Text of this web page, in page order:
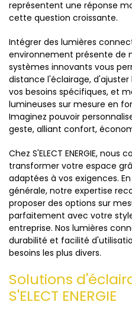
représentent une réponse
cette question croissante.
Intégrer des lumières
environnement présente de
systèmes innovants vous
distance l'éclairage,
vos besoins spécifiques, et
lumineuses sur mesure en
Imaginez pouvoir
geste, alliant confort,
Chez S'ELECT ENERGIE,
transformer votre espace
adaptées à vos exigences.
générale, notre expertise
proposer des options sur
parfaitement avec votre
entreprise. Nos lumières
durabilité et facilité
besoins les plus divers.
Solutions
S'ELECT ENERGIE